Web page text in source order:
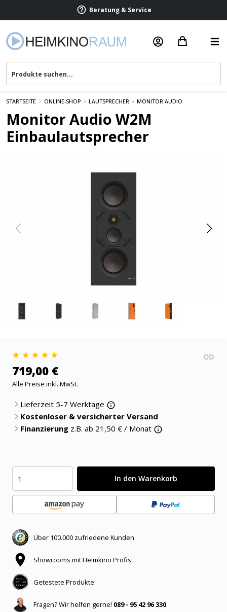
Beratung & Service
STARTSEITE ONLINE-SHOP LAUTSPRECHER MONITOR AUDIO
Monitor Audio W2M
Einbaulautsprecher
719,00 €
Alle Preise inkl. MwSt.
Lieferzeit 5-7 Werktage
Kostenloser & versicherter Versand
Finanzierung z.B. ab 21,50 € / Monat
In den Warenkorb
Über 100.000 zufriedene Kunden
Showrooms mit Heimkino Profis
Getestete Produkte
Fragen? Wir helfen gerne! 089 - 95 42 96 330